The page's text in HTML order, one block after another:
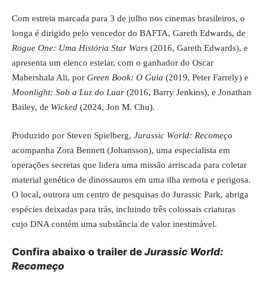
Com estreia marcada para 3 de julho nos cinemas brasileiros, o
longa é dirigido pelo vencedor do BAFTA, Gareth Edwards, de
Rogue One: Uma História Star Wars (2016, Gareth Edwards), e
apresenta um elenco estelar, com o ganhador do Oscar
Mahershala Ali, por Green Book: O Guia (2019, Peter Farrely) e
Moonlight: Sob a Luz do Luar (2016, Barry Jenkins), e Jonathan
Bailey, de Wicked (2024, Jon M. Chu).
Produzido por Steven Spielberg, Jurassic World: Recomeço
acompanha Zora Bennett (Johansson), uma especialista em
operações secretas que lidera uma missão arriscada para coletar
material genético de dinossauros em uma ilha remota e perigosa.
O local, outrora um centro de pesquisas do Jurassic Park, abriga
espécies deixadas para trás, incluindo três colossais criaturas
cujo DNA contém uma substância de valor inestimável.
Confira abaixo o trailer de Jurassic World:
Recomeço